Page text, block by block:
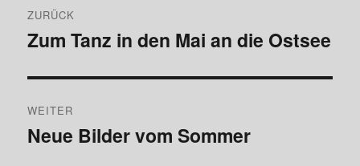
ZURÜCK
Vorheriger
Zum Tanz in den Mai an die Ostsee
WEITER
Nächster
Neue Bilder vom Sommer